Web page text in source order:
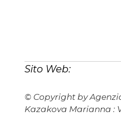
Sito Web:
© Copyright by
Kazakova Marianna :